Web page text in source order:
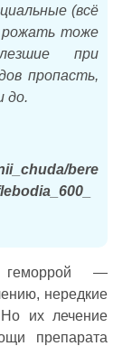
(всё
рожать тоже
при
пропасть,
до.
bere
геморрой —
нередкие
их лечение
препарата